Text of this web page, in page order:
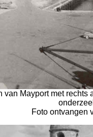
van Mayport met
Foto ontvangen